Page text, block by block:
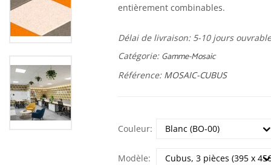
entièrement combinables.
Délai de livraison:5-10 jours
Catégorie: Gamme-Mosaic
Référence: MOSAIC-CUBUS
Couleur:
Modèle: